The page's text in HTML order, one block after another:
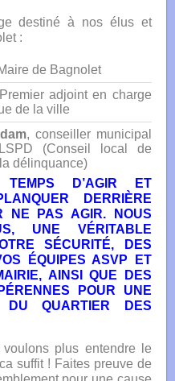
destiné à nos élus et
:
de Bagnolet
adjoint en charge
de la ville
, conseiller municipal
(Conseil local de
délinquance)
D’AGIR ET
DERRIÈRE
NE PAS AGIR. NOUS
UNE VÉRITABLE
SÉCURITÉ, DES
ÉQUIPES ASVP ET
AINSI QUE DES
POUR UNE
DU QUARTIER DES
plus entendre le
suffit ! Faites preuve de